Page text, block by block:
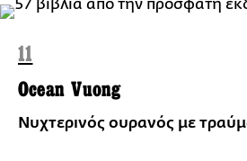
11
Ocean Vuong
Νυχτερινός ουρανός με